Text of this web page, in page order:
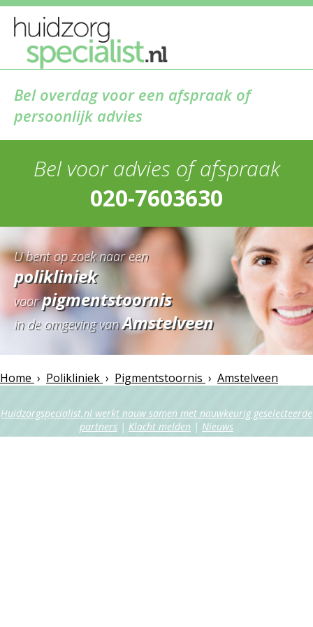
Bel overdag voor een afspraak of
persoonlijk advies
Bel voor advies of afspraak
020-7603630
U bent op zoek naar een
polikliniek
voorpigmentstoornis
in de omgeving vanAmstelveen
Home › Polikliniek › Pigmentstoornis › Amstelveen
Huidzorgspecialist.nl werkt nauw samen met nauwkeurig geselecteerde
partners | Klacht melden | Nieuws